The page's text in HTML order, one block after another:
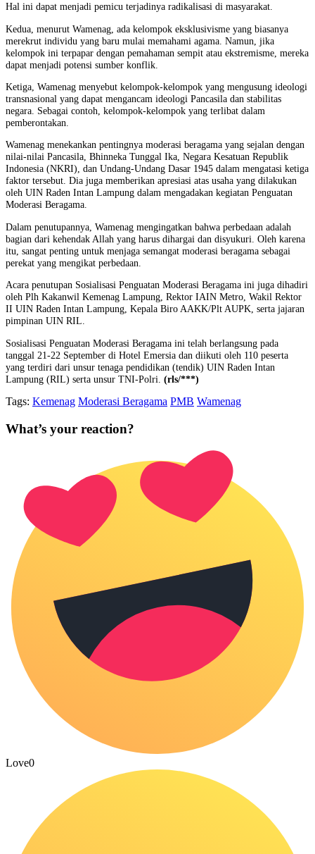
Hal ini dapat menjadi pemicu terjadinya radikalisasi di masyarakat.
Kedua, menurut Wamenag, ada kelompok eksklusivisme yang biasanya
merekrut individu yang baru mulai memahami agama. Namun, jika
kelompok ini terpapar dengan pemahaman sempit atau ekstremisme, mereka
dapat menjadi potensi sumber konflik.
Ketiga, Wamenag menyebut kelompok-kelompok yang mengusung ideologi
transnasional yang dapat mengancam ideologi Pancasila dan stabilitas
negara. Sebagai contoh, kelompok-kelompok yang terlibat dalam
pemberontakan.
Wamenag menekankan pentingnya moderasi beragama yang sejalan dengan
nilai-nilai Pancasila, Bhinneka Tunggal Ika, Negara Kesatuan Republik
Indonesia (NKRI), dan Undang-Undang Dasar 1945 dalam mengatasi ketiga
faktor tersebut. Dia juga memberikan apresiasi atas usaha yang dilakukan
oleh UIN Raden Intan Lampung dalam mengadakan kegiatan Penguatan
Moderasi Beragama.
Dalam penutupannya, Wamenag mengingatkan bahwa perbedaan adalah
bagian dari kehendak Allah yang harus dihargai dan disyukuri. Oleh karena
itu, sangat penting untuk menjaga semangat moderasi beragama sebagai
perekat yang mengikat perbedaan.
Acara penutupan Sosialisasi Penguatan Moderasi Beragama ini juga dihadiri
oleh Plh Kakanwil Kemenag Lampung, Rektor IAIN Metro, Wakil Rektor
II UIN Raden Intan Lampung, Kepala Biro AAKK/Plt AUPK, serta jajaran
pimpinan UIN RIL.
Sosialisasi Penguatan Moderasi Beragama ini telah berlangsung pada
tanggal 21-22 September di Hotel Emersia dan diikuti oleh 110 peserta
yang terdiri dari unsur tenaga pendidikan (tendik) UIN Raden Intan
Lampung (RIL) serta unsur TNI-Polri. (rls/***)
Tags: Kemenag Moderasi Beragama PMB Wamenag
What’s your reaction?
Love0